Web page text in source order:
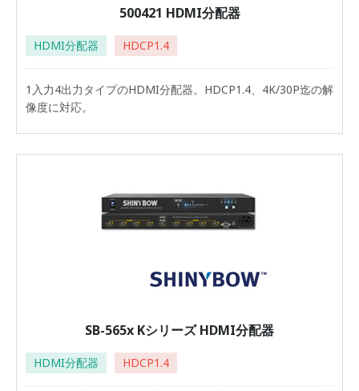
500421 HDMI分配器
HDMI分配器 HDCP1.4
1入力4出力タイプのHDMI分配器。HDCP1.4、4K/30P迄の解
像度に対応。
SB-565x Kシリーズ HDMI分配器
HDMI分配器 HDCP1.4